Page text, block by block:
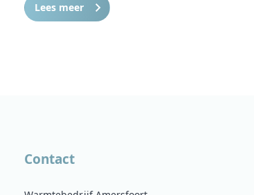
Lees meer
Contact